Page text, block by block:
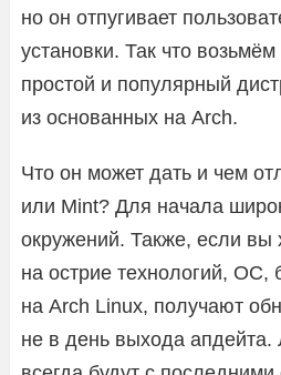
но он отпугивает
установки. Так что
простой и популярный
из основанных на Arch.
Что он может дать и чем
или Mint? Для начала
окружений. Также, если вы
на острие технологий, ОС,
на Arch Linux, получают
не в день выхода